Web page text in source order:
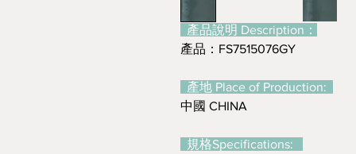
產品說明 Description：
產品：FS7515076GY
產地 Place of Production:
中國 CHINA
規格Specifications: